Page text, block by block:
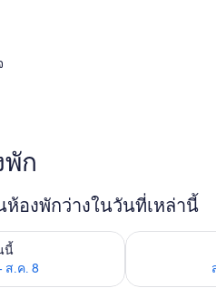
พัก
องพักว่างในวันที่เหล่านี้
นี้
ส.ค. 8
กว่างในคืนนี้ ส.ค. 7 - ส.ค. 8
ตรวจสอบจำน